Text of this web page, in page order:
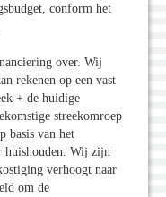
conform het
over. Wij
rekenen op een vast
+ de huidige
streekomroep
basis van het
huishouden. Wij zijn
verhoogt naar
om de